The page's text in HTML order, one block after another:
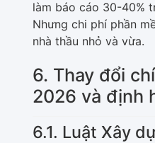
làm báo cáo 30-40%
Nhưng chi phí phần
nhà thầu nhỏ và vừa.
6. Thay đổi
2026 và định
6.1. Luật Xây